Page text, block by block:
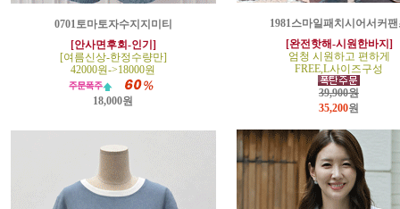
0701토마토자수지지미티
[안사면후회-인기]
[여름신상-한정수량만]
42000원->18000원
18,000원
1981스마일패치시어서커팬
[완전핫해-시원한바지]
엄청 시원하고 편하게
FREE,L사이즈구성
39,900원
35,200원